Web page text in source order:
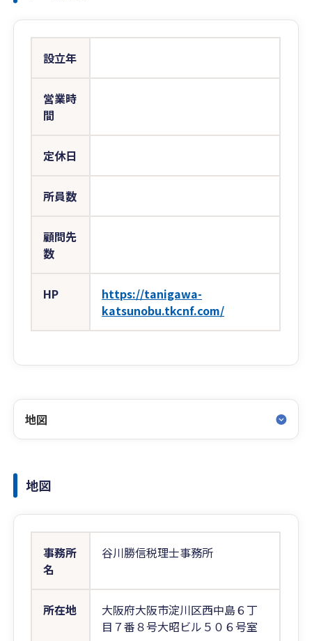
設立年
営業時
間
定休日
所員数
顧問先
数
HP
https://tanigawa-
katsunobu.tkcnf.com/
地図
地図
事務所
名
谷川勝信税理士事務所
所在地
大阪府大阪市淀川区西中島６丁
目７番８号大昭ビル５０６号室